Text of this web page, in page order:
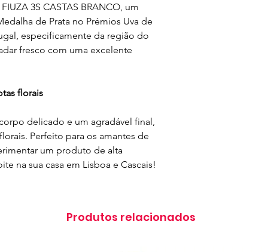
3S CASTAS BRANCO, um
de Prata no Prémios Uva de
especificamente da região do
fresco com uma excelente
florais
delicado e um agradável final,
Perfeito para os amantes de
um produto de alta
na sua casa em Lisboa e Cascais!
Produtos relacionados